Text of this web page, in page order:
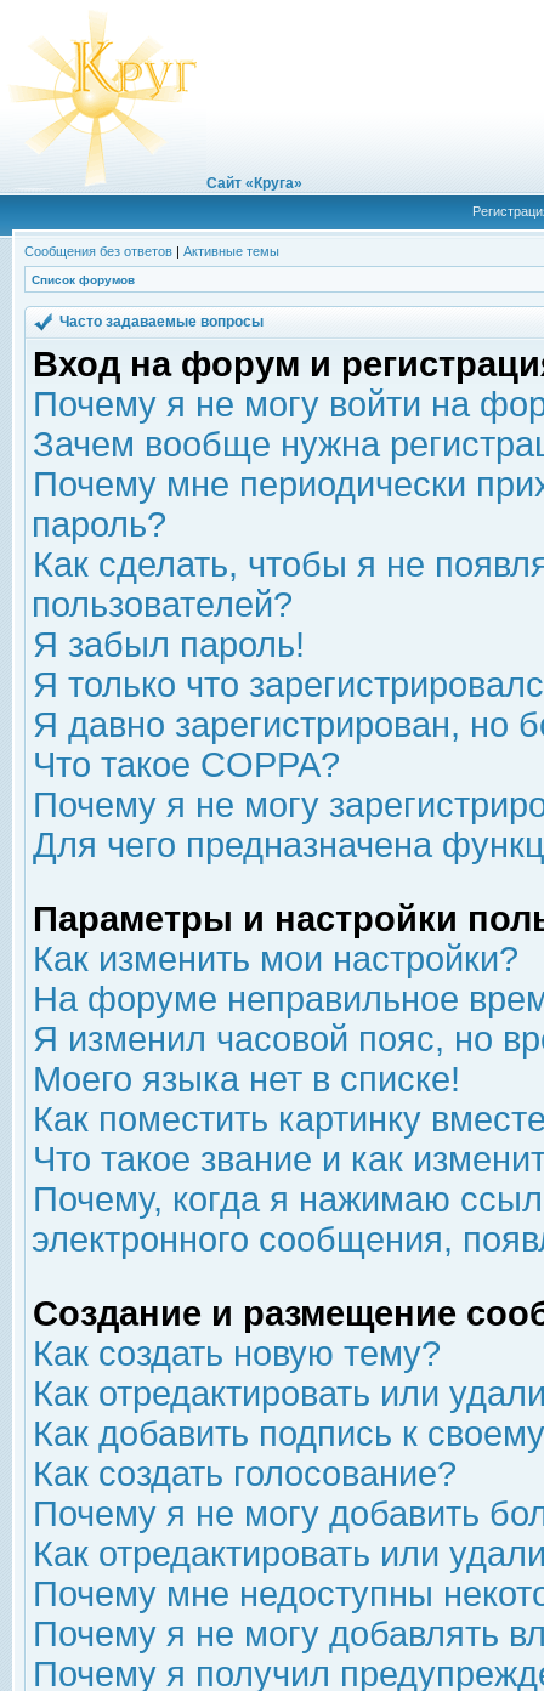
Сайт «Круга»
Сообщения без ответов | Активные темы
Список форумов
Часто задаваемые вопросы
Вход на форум и
Почему я не могу войти на
Зачем вообще нужна
Почему мне периодически
пароль?
Как сделать, чтобы я не
пользователей?
Я забыл пароль!
Я только что
Я давно зарегистрирован, но
Что такое COPPA?
Почему я не могу
Для чего предназначена
Параметры и настройки
Как изменить мои настройки?
На форуме неправильное
Я изменил часовой пояс, но
Моего языка нет в списке!
Как поместить картинку
Что такое звание и как
Почему, когда я нажимаю
электронного сообщения,
Создание и размещение
Как создать новую тему?
Как отредактировать или
Как добавить подпись к
Как создать голосование?
Почему я не могу добавить
Как отредактировать или
Почему мне недоступны
Почему я не могу добавлять
Почему я получил